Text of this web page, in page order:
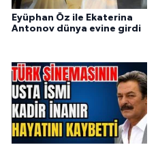
Eyüphan Öz ile Ekaterina
Antonov dünya evine girdi